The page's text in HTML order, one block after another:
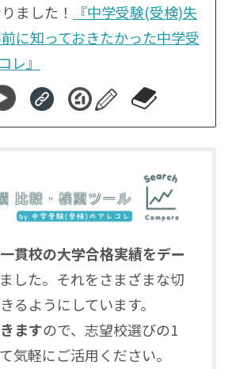
ました！
『中学受験(受検)失
に知っておきたかった中学受
レ』
貫校の大学合格実績をデー
した。それをさまざまな切
るようにしています。
ますので、志望校選びの1
気軽にご活用ください。